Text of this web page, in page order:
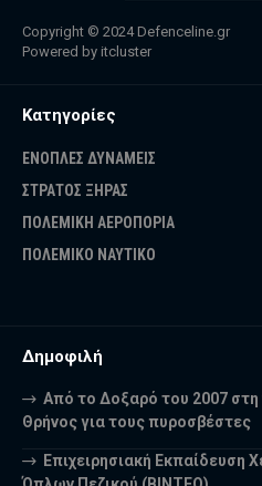
Copyright © 2024 Defenceline.gr
Powered by itcluster
Κατηγορίες
ΕΝΟΠΛΕΣ ΔΥΝΑΜΕΙΣ
ΣΤΡΑΤΟΣ ΞΗΡΑΣ
ΠΟΛΕΜΙΚΗ ΑΕΡΟΠΟΡΙΑ
ΠΟΛΕΜΙΚΟ ΝΑΥΤΙΚΟ
Δημοφιλή
Από το Δοξαρό του 2007
Θρήνος για τους πυροσβέστες
Επιχειρησιακή Εκπαίδευση